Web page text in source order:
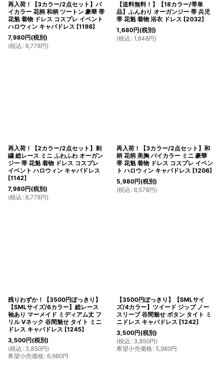
再入荷！【3カラー/2点セット】バ
イカラー 花柄 和柄 ツートン 豪華 帯
花魁 着物 ドレス コスプレ イベント
ハロウィン キャバドレス [1198]
7,980円(税別)
(税込 : 8,778円)
【送料無料！】【18カラー/帯単
品】ふんわり オーガンジー 帯 兵児
帯 花魁 着物 浴衣 ドレス [2032]
1,680円(税別)
(税込 : 1,848円)
再入荷！【2カラー/2点セット】刺
繍 総レース ミニ ふわふわ オーガン
ジー 帯 花魁 着物 ドレス コスプレ
イベント ハロウィン キャバドレス
[1142]
7,980円(税別)
(税込 : 8,778円)
再入荷！【3カラー/2点セット】和
柄 花柄 美胸 バイカラー ミニ 豪華
帯 花魁 着物 ドレス コスプレ イベン
ト ハロウィン キャバドレス [1206]
5,980円(税別)
(税込 : 6,578円)
残りわずか！【3500円ぽっきり】
【SMLサイズ/6カラー】総レース
袖あり マーメイド ミディアム丈 フ
リル Vネック 谷間魅せ タイト ミニ
ドレス キャバドレス [1245]
3,500円(税別)
(税込 : 3,850円)
希望小売価格: 6,980円
【3500円ぽっきり】【SMLサイ
ズ/4カラー】ツイード ジップ ノー
スリーブ 谷間魅せ ボタン タイト ミ
ニドレス キャバドレス [1242]
3,500円(税別)
(税込 : 3,850円)
希望小売価格: 5,980円